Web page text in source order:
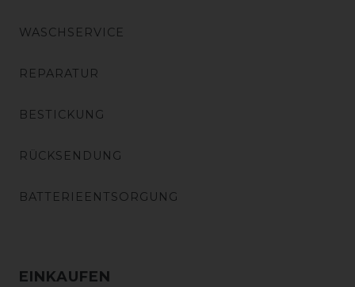
WASCHSERVICE
REPARATUR
BESTICKUNG
RÜCKSENDUNG
BATTERIEENTSORGUNG
EINKAUFEN